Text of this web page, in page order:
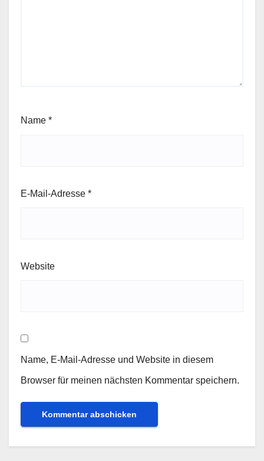
Name *
E-Mail-Adresse *
Website
Name, E-Mail-Adresse und Website in diesem
Browser für meinen nächsten Kommentar speichern.